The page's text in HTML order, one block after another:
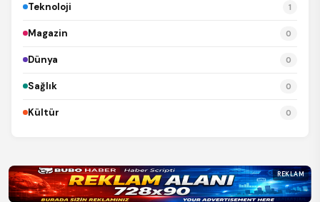
Teknoloji 1
Magazin 0
Dünya 0
Sağlık 0
Kültür 0
REKLAM